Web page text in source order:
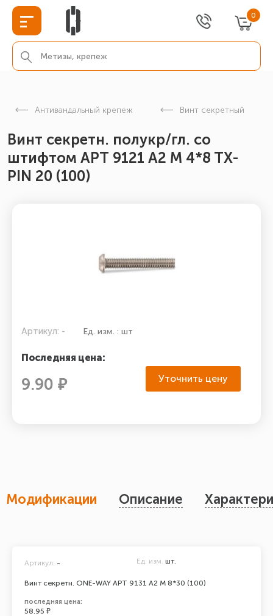
0
Антивандальный крепеж Винт секретный
Винт секретн. полукр/гл. со
штифтом АРТ 9121 А2 M 4*8 TX-
PIN 20 (100)
Артикул: - Ед. изм. : шт
Последняя цена:
9.90 ₽ Уточнить цену
Модификации Описание
Винт секретн. ONE-WAY АРТ 9131 А2 M 8*30 (100)
Артикул: - Ед. изм. шт.
последняя цена:
58.95 ₽